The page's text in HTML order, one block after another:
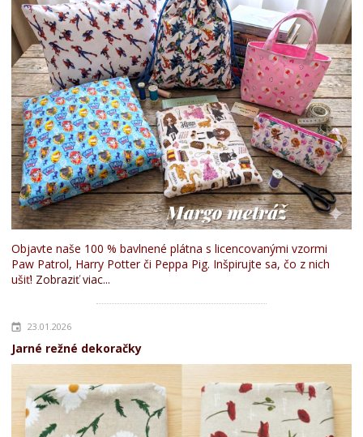
Objavte naše 100 % bavlnené plátna s licencovanými vzormi
Paw Patrol, Harry Potter či Peppa Pig. Inšpirujte sa, čo z nich
ušiť! Zobraziť viac...
23.01.2026
Jarné režné dekoračky